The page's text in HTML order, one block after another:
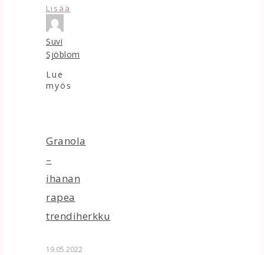
Lisää
Suvi
Sjöblom
Lue
myös
Granola
–
ihanan
rapea
trendiherkku
19.05.2022